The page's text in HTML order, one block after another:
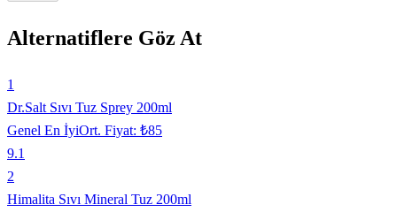
Alternatiflere Göz At
1
Dr.Salt Sıvı Tuz Sprey 200ml
Genel En İyiOrt. Fiyat: ₺85
9.1
2
Himalita Sıvı Mineral Tuz 200ml